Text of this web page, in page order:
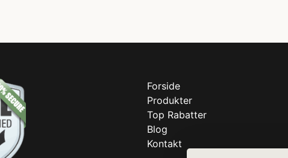
Forside
Produkter
Top Rabatter
Blog
Kontakt